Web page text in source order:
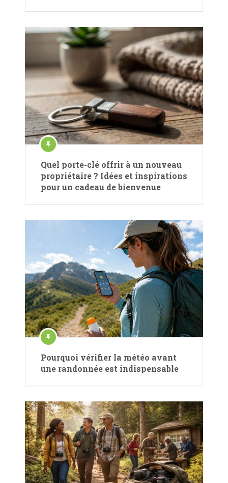
Quel porte-clé offrir à un nouveau
propriétaire ? Idées et inspirations
pour un cadeau de bienvenue
Pourquoi vérifier la météo avant
une randonnée est indispensable